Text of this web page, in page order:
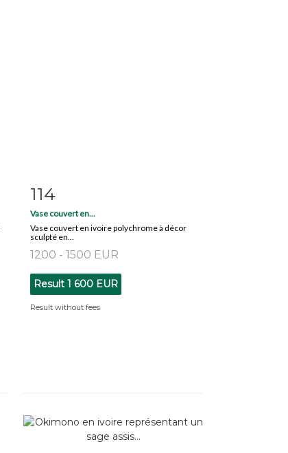
Item detail
114
Vase couvert en...
Vase couvert en ivoire polychrome à décor
sculpté en...
1200 - 1500 EUR
Result 1 600 EUR
Result without fees